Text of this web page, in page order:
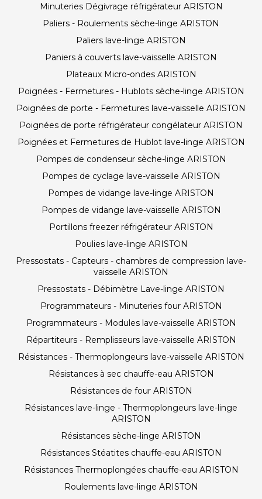
Minuteries Dégivrage réfrigérateur ARISTON
Paliers - Roulements sèche-linge ARISTON
Paliers lave-linge ARISTON
Paniers à couverts lave-vaisselle ARISTON
Plateaux Micro-ondes ARISTON
Poignées - Fermetures - Hublots sèche-linge ARISTON
Poignées de porte - Fermetures lave-vaisselle ARISTON
Poignées de porte réfrigérateur congélateur ARISTON
Poignées et Fermetures de Hublot lave-linge ARISTON
Pompes de condenseur sèche-linge ARISTON
Pompes de cyclage lave-vaisselle ARISTON
Pompes de vidange lave-linge ARISTON
Pompes de vidange lave-vaisselle ARISTON
Portillons freezer réfrigérateur ARISTON
Poulies lave-linge ARISTON
Pressostats - Capteurs - chambres de compression lave-
vaisselle ARISTON
Pressostats - Débimètre Lave-linge ARISTON
Programmateurs - Minuteries four ARISTON
Programmateurs - Modules lave-vaisselle ARISTON
Répartiteurs - Remplisseurs lave-vaisselle ARISTON
Résistances - Thermoplongeurs lave-vaisselle ARISTON
Résistances à sec chauffe-eau ARISTON
Résistances de four ARISTON
Résistances lave-linge - Thermoplongeurs lave-linge
ARISTON
Résistances sèche-linge ARISTON
Résistances Stéatites chauffe-eau ARISTON
Résistances Thermoplongées chauffe-eau ARISTON
Roulements lave-linge ARISTON